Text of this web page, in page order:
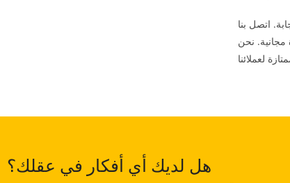
اتصل بنا
مجانية. نحن
هل لديك أي أفكار في عقلك؟